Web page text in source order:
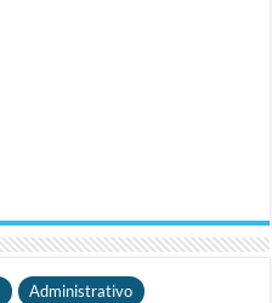
Administrativo